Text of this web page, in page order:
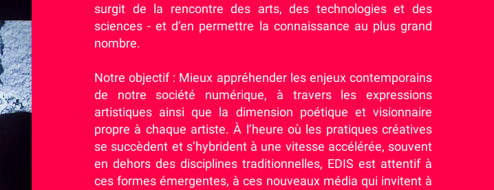
surgit de la rencontre des arts, des technologies et des
sciences - et d’en permettre la connaissance au plus grand
nombre.
Notre objectif : Mieux appréhender les enjeux contemporains
de notre société numérique, à travers les expressions
artistiques ainsi que la dimension poétique et visionnaire
propre à chaque artiste. À l’heure où les pratiques créatives
se succèdent et s’hybrident à une vitesse accélérée, souvent
en dehors des disciplines traditionnelles, EDIS est attentif à
ces formes émergentes, à ces nouveaux média qui invitent à